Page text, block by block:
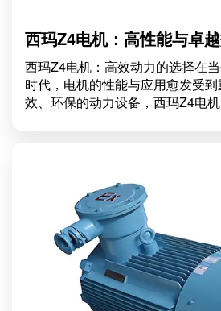
西玛Z4电机：高性能与卓
西玛Z4电机：高效动力的选择在
时代，电机的性能与应用愈发受
效、环保的动力设备，西玛Z4电